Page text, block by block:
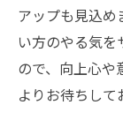
アップも見込め
い方のやる気
ので、向上心
よりお待ちして